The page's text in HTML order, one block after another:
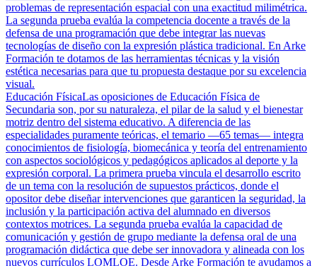
problemas de representación espacial con una exactitud milimétrica.
La segunda prueba evalúa la competencia docente a través de la
defensa de una programación que debe integrar las nuevas
tecnologías de diseño con la expresión plástica tradicional. En Arke
Formación te dotamos de las herramientas técnicas y la visión
estética necesarias para que tu propuesta destaque por su excelencia
visual.
Educación FísicaLas oposiciones de Educación Física de
Secundaria son, por su naturaleza, el pilar de la salud y el bienestar
motriz dentro del sistema educativo. A diferencia de las
especialidades puramente teóricas, el temario —65 temas— integra
conocimientos de fisiología, biomecánica y teoría del entrenamiento
con aspectos sociológicos y pedagógicos aplicados al deporte y la
expresión corporal. La primera prueba vincula el desarrollo escrito
de un tema con la resolución de supuestos prácticos, donde el
opositor debe diseñar intervenciones que garanticen la seguridad, la
inclusión y la participación activa del alumnado en diversos
contextos motrices. La segunda prueba evalúa la capacidad de
comunicación y gestión de grupo mediante la defensa oral de una
programación didáctica que debe ser innovadora y alineada con los
nuevos currículos LOMLOE. Desde Arke Formación te ayudamos a